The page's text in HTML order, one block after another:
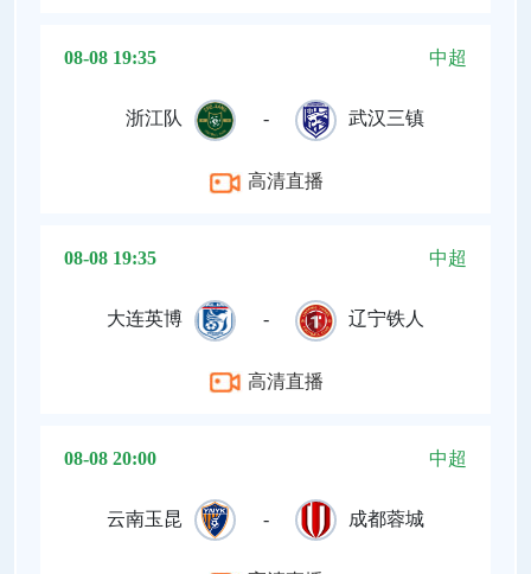
08-08 19:35 中超
浙江队 - 武汉三镇
高清直播
08-08 19:35 中超
大连英博 - 辽宁铁人
高清直播
08-08 20:00 中超
云南玉昆 - 成都蓉城